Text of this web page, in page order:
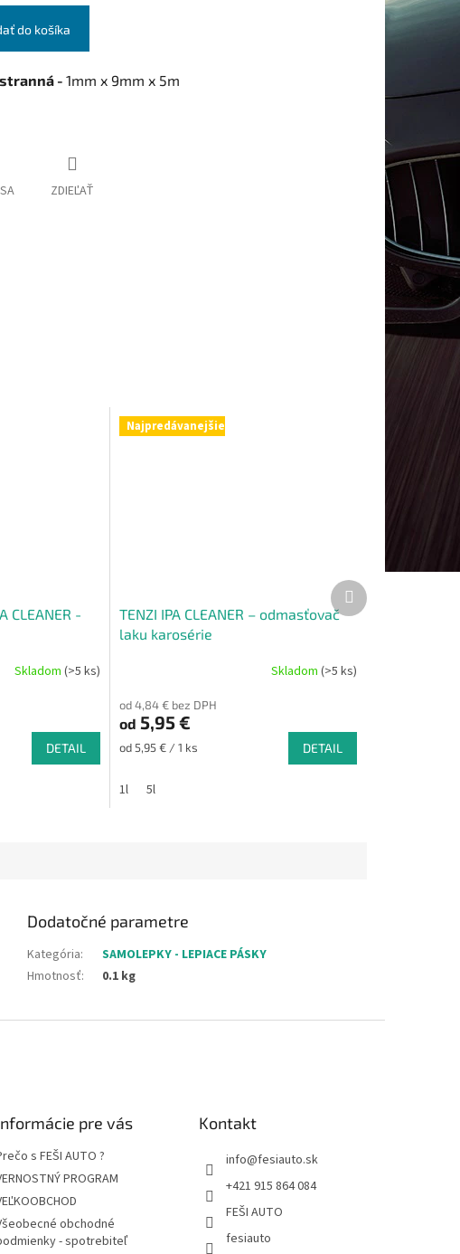
do košíka
- 1mm x 9mm x 5m
ZDIEĽAŤ
CLEANER -
Skladom (>5 ks)
DETAIL
Najpredávanejšie
TENZI IPA CLEANER – odmasťovač
laku karosérie
Skladom (>5 ks)
od 4,84 € bez DPH
od 5,95 €
Jednotková
od 5,95 € / 1 ks DETAIL
1l 5l
Ďalší
produkt
Dodatočné parametre
Kategória:
SAMOLEPKY - LEPIACE PÁSKY
Hmotnosť: 0.1 kg
pre vás
s FEŠI AUTO ?
PROGRAM
obchodné
- spotrebiteľ
Kontakt
info@fesiauto.sk
+421 915 864 084
FEŠI AUTO
fesiauto